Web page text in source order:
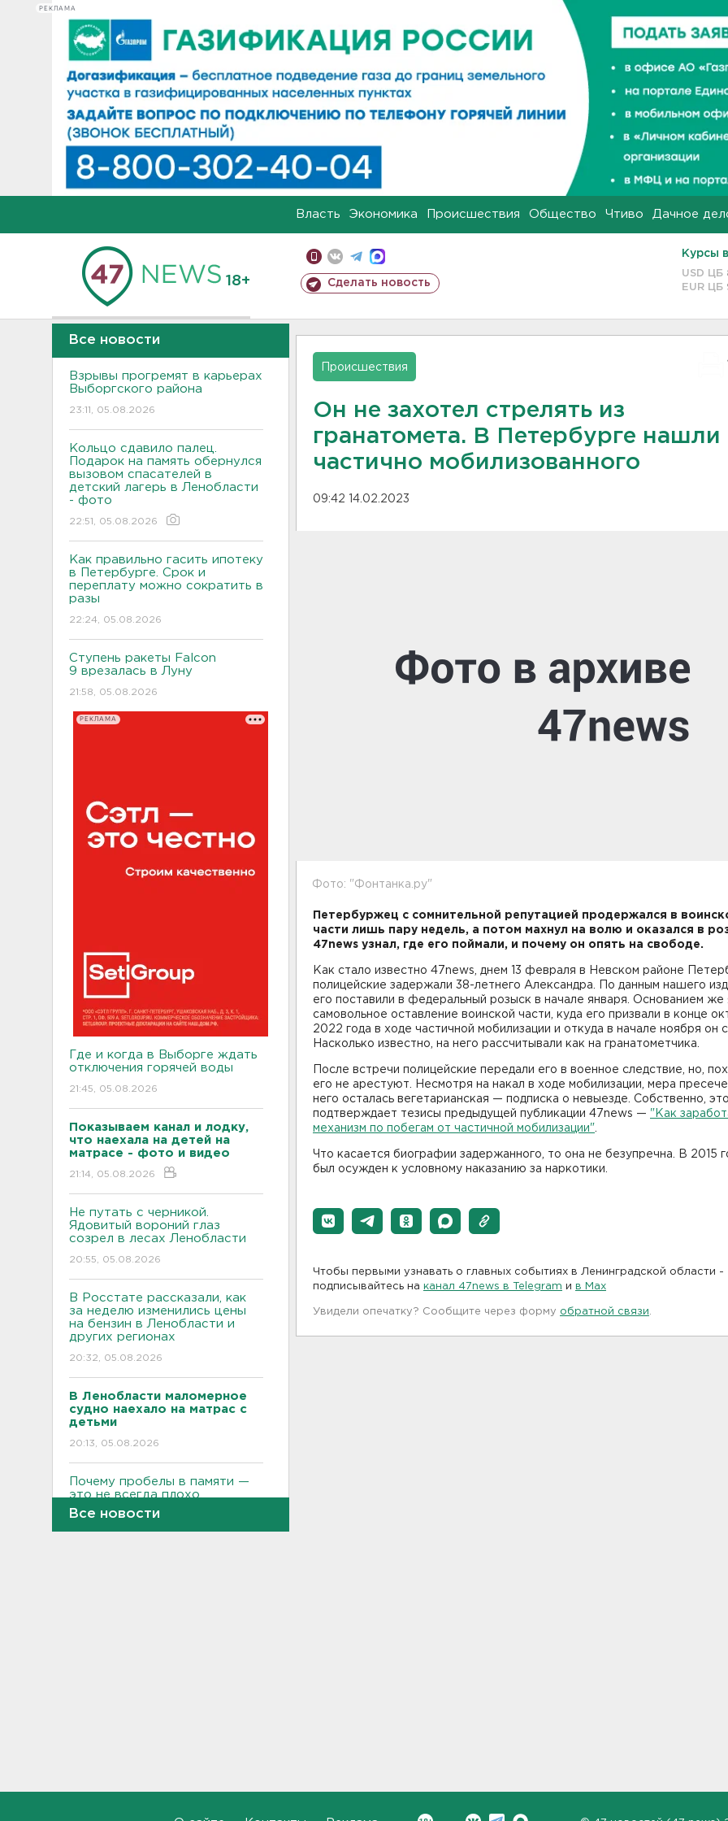
РЕКЛАМА
Власть Экономика Происшествия Общество Чтиво Дачное
18+ Сделать новость
Курсы
USD ЦБ
EUR ЦБ
Все новости
Взрывы прогремят в карьерах
Выборгского района
23:11, 05.08.2026
Кольцо сдавило палец.
Подарок на память обернулся
вызовом спасателей в
детский лагерь в Ленобласти
- фото
22:51, 05.08.2026
Как правильно гасить ипотеку
в Петербурге. Срок и
переплату можно сократить в
разы
22:24, 05.08.2026
Ступень ракеты Falcon
9 врезалась в Луну
21:58, 05.08.2026
РЕКЛАМА
Где и когда в Выборге ждать
отключения горячей воды
21:45, 05.08.2026
Показываем канал и лодку,
что наехала на детей на
матрасе - фото и видео
21:14, 05.08.2026
Не путать с черникой.
Ядовитый вороний глаз
созрел в лесах Ленобласти
20:55, 05.08.2026
В Росстате рассказали, как
за неделю изменились цены
на бензин в Ленобласти и
других регионах
20:32, 05.08.2026
В Ленобласти маломерное
судно наехало на матрас с
детьми
20:13, 05.08.2026
Почему пробелы в памяти —
это не всегда плохо,
раскрыла психолог
Все новости
Происшествия
Он не захотел стрелять из
гранатомета. В Петербурге нашли
частично мобилизованного
09:42 14.02.2023
Фото: "Фонтанка.ру"
Петербуржец с сомнительной репутацией продержался в
части лишь пару недель, а потом махнул на волю и оказался в
47news узнал, где его поймали, и почему он опять на свободе.
Как стало известно 47news, днем 13 февраля в Невском районе
полицейские задержали 38-летнего Александра. По данным нашего
его поставили в федеральный розыск в начале января. Основанием же
самовольное оставление воинской части, куда его призвали в конце
2022 года в ходе частичной мобилизации и откуда в начале ноября он
Насколько известно, на него рассчитывали как на гранатометчика.
После встречи полицейские передали его в военное следствие, но,
его не арестуют. Несмотря на накал в ходе мобилизации, мера
него осталась вегетарианская — подписка о невыезде. Собственно, это
подтверждает тезисы предыдущей публикации 47news — "Как
механизм по побегам от частичной мобилизации"
Что касается биографии задержанного, то она не безупречна. В 2015
был осужден к условному наказанию за наркотики.
Чтобы первыми узнавать о главных событиях в Ленинградской области -
подписывайтесь на канал 47news в Telegram и в Maх
Увидели опечатку? Сообщите через форму обратной связи